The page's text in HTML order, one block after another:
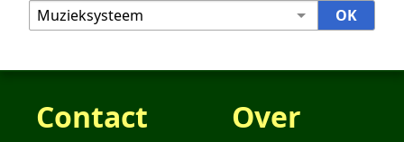
Contact Over